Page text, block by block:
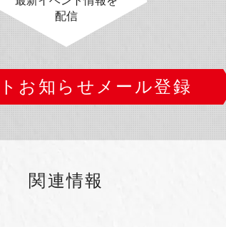
配信
お知らせメール登録
関連情報